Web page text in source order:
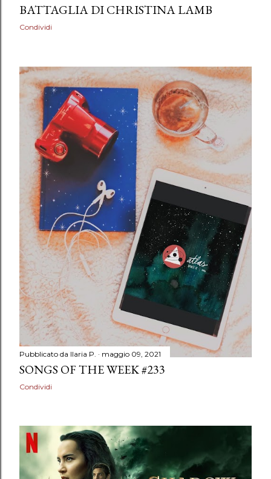
BATTAGLIA DI CHRISTINA LAMB
Condividi
Pubblicato da Ilaria P. maggio 09, 2021
SONGS OF THE WEEK #233
Condividi